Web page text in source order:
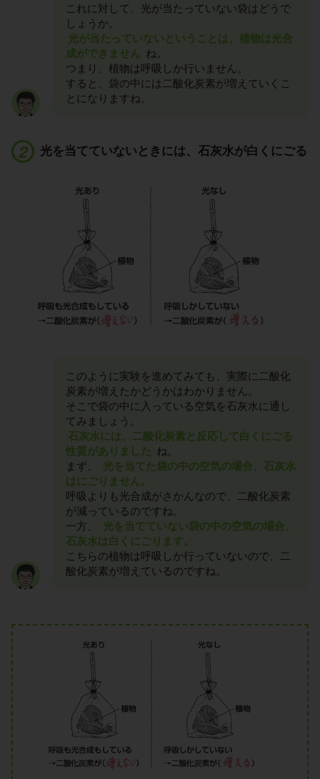
これに対して、光が当たっていない袋はどうで
しょうか。
光が当たっていないということは、植物は光合
成ができません ね。
つまり、植物は呼吸しか行いません。
すると、袋の中には二酸化炭素が増えていくこ
とになりますね。
光を当てていないときには、石灰水が白くにごる
このように実験を進めてみても、実際に二酸化
炭素が増えたかどうかはわかりません。
そこで袋の中に入っている空気を石灰水に通し
てみましょう。
石灰水には、二酸化炭素と反応して白くにごる
性質がありました ね。
まず、
光を当てた袋の中の空気の場合、石灰水
はにごりません。
呼吸よりも光合成がさかんなので、二酸化炭素
が減っているのですね。
一方、
光を当てていない袋の中の空気の場合、
石灰水は白くにごります。
こちらの植物は呼吸しか行っていないので、二
酸化炭素が増えているのですね。